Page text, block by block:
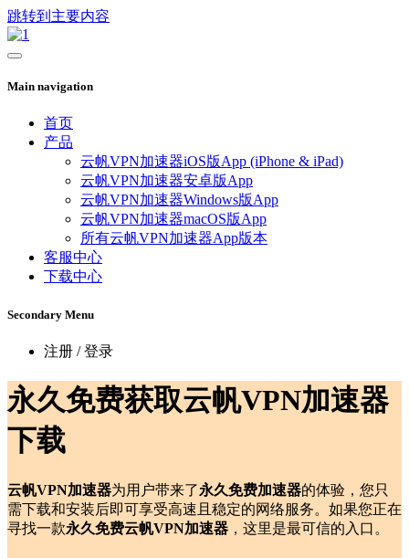
跳转到主要内容
Main navigation
首页
产品
云帆VPN加速器iOS版App (iPhone & iPad)
云帆VPN加速器安卓版App
云帆VPN加速器Windows版App
云帆VPN加速器macOS版App
所有云帆VPN加速器App版本
客服中心
下载中心
Secondary Menu
注册 / 登录
永久免费获取云帆VPN加速器
下载
云帆VPN加速器为用户带来了永久免费加速器的体验，您只
需下载和安装后即可享受高速且稳定的网络服务。如果您正在
寻找一款永久免费云帆VPN加速器 ，这里是最可信的入口。